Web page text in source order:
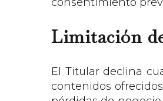
Limitación
El Titular declina
contenidos